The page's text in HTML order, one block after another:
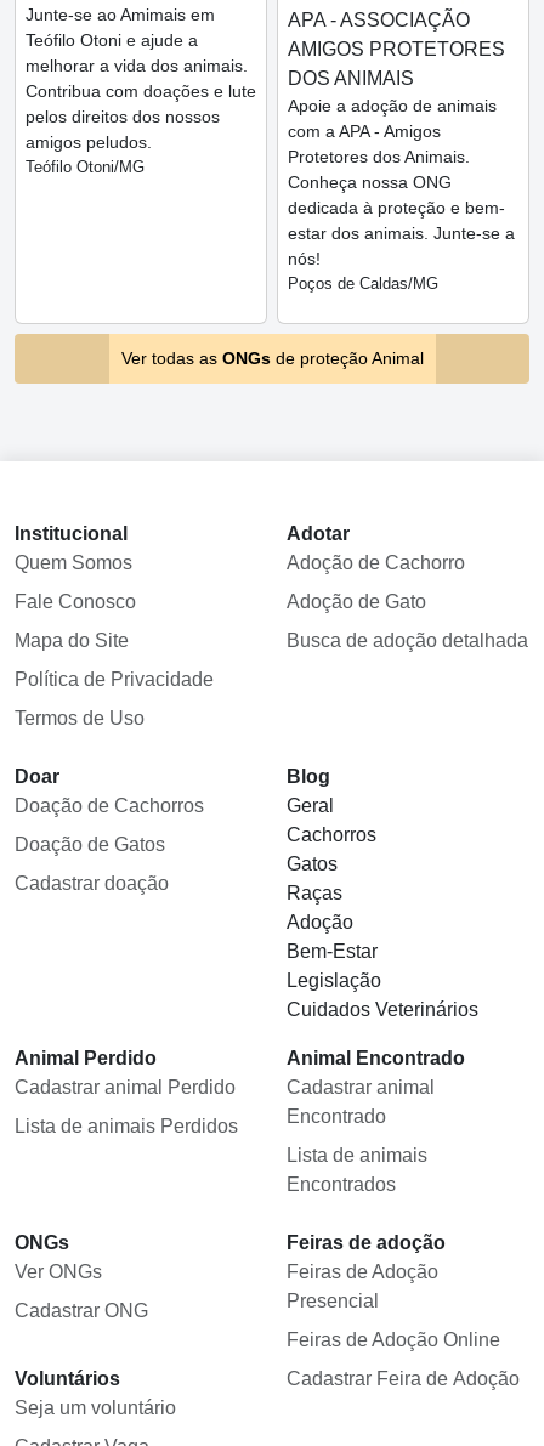
Junte-se ao Amimais em
Teófilo Otoni e ajude a
melhorar a vida dos animais.
Contribua com doações e lute
pelos direitos dos nossos
amigos peludos.
Teófilo Otoni/MG
APA - ASSOCIAÇÃO
AMIGOS PROTETORES
DOS ANIMAIS
Apoie a adoção de animais
com a APA - Amigos
Protetores dos Animais.
Conheça nossa ONG
dedicada à proteção e bem-
estar dos animais. Junte-se a
nós!
Poços de Caldas/MG
Ver todas as ONGsde proteção Animal
Institucional
Quem Somos
Fale Conosco
Mapa do Site
Política de Privacidade
Termos de Uso
Adotar
Adoção de Cachorro
Adoção de Gato
Busca de adoção detalhada
Doar
Doação de Cachorros
Doação de Gatos
Cadastrar doação
Blog
Geral
Cachorros
Gatos
Raças
Adoção
Bem-Estar
Legislação
Cuidados Veterinários
Animal Perdido
Cadastrar animal Perdido
Lista de animais Perdidos
Animal Encontrado
Cadastrar animal
Encontrado
Lista de animais
Encontrados
ONGs
Ver ONGs
Cadastrar ONG
Voluntários
Seja um voluntário
Feiras de adoção
Feiras de Adoção
Presencial
Feiras de Adoção Online
Cadastrar Feira de Adoção